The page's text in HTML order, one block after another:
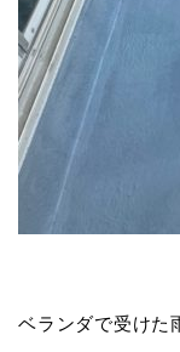
ベランダで受けた